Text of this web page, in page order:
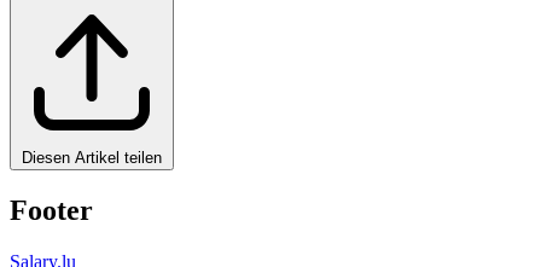
Diesen Artikel teilen
Footer
Salary.lu